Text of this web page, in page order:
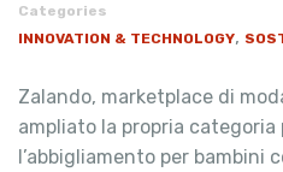
Categories
INNOVATION & TECHNOLOGY,
Zalando, marketplace di
ampliato la propria
l’abbigliamento per bambini